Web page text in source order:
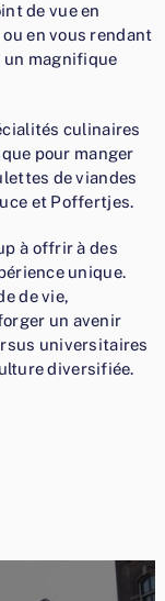
de vue en
en vous rendant
un magnifique
culinaires
pour manger
de viandes
et Poffertjes.
à offrir à des
unique.
de vie,
un avenir
universitaires
diversifiée.